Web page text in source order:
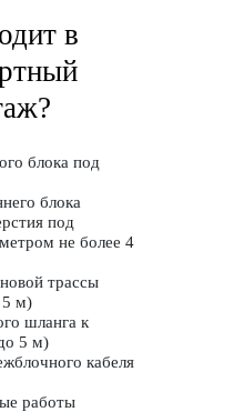
в
блока под
блока
под
не более 4
трассы
5 м)
шланга к
5 м)
кабеля
работы